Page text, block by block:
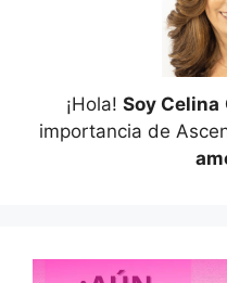
¡Hola! Soy Celina
importancia de